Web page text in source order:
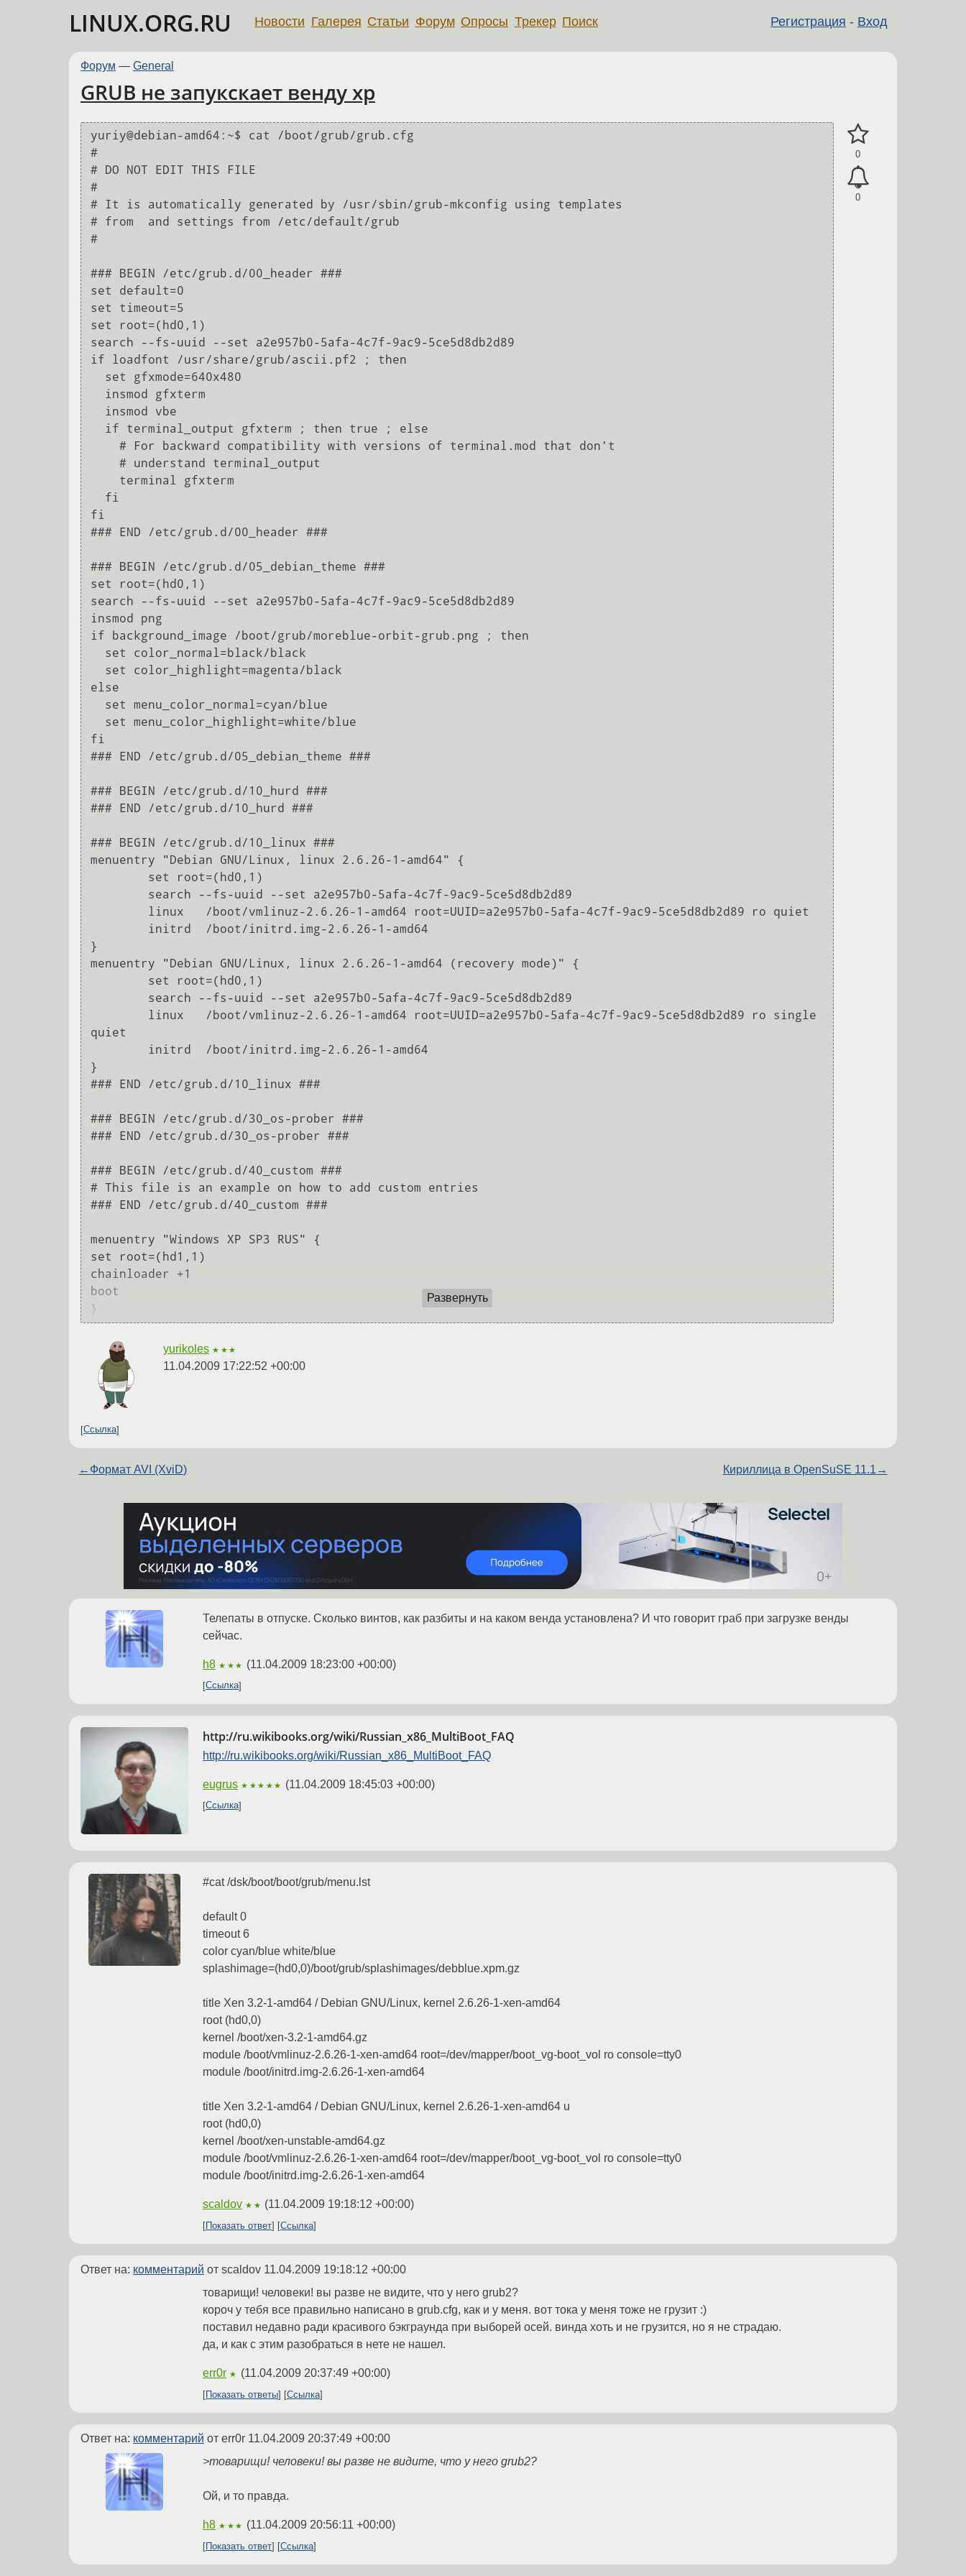
LINUX.ORG.RU Регистрация - Вход
Новости Галерея Статьи Форум Опросы Трекер Поиск
Форум — General
GRUB не запукскает венду хр
0
0
yuriy@debian-amd64:~$ cat /boot/grub/grub.cfg
#
# DO NOT EDIT THIS FILE
#
# It is automatically generated by /usr/sbin/grub-mkconfig using templates
# from  and settings from /etc/default/grub
#
### BEGIN /etc/grub.d/00_header ###
set default=0
set timeout=5
set root=(hd0,1)
search --fs-uuid --set a2e957b0-5afa-4c7f-9ac9-5ce5d8db2d89
if loadfont /usr/share/grub/ascii.pf2 ; then
fi
### END /etc/grub.d/00_header ###
### BEGIN /etc/grub.d/05_debian_theme ###
set root=(hd0,1)
search --fs-uuid --set a2e957b0-5afa-4c7f-9ac9-5ce5d8db2d89
insmod png
if background_image /boot/grub/moreblue-orbit-grub.png ; then
else
fi
### END /etc/grub.d/05_debian_theme ###
### BEGIN /etc/grub.d/10_hurd ###
### END /etc/grub.d/10_hurd ###
### BEGIN /etc/grub.d/10_linux ###
menuentry "Debian GNU/Linux, linux 2.6.26-1-amd64" {
}
menuentry "Debian GNU/Linux, linux 2.6.26-1-amd64 (recovery mode)" {
quiet
}
### END /etc/grub.d/10_linux ###
### BEGIN /etc/grub.d/30_os-prober ###
### END /etc/grub.d/30_os-prober ###
### BEGIN /etc/grub.d/40_custom ###
# This file is an example on how to add custom entries
### END /etc/grub.d/40_custom ###
menuentry "Windows XP SP3 RUS" {
set root=(hd1,1)
chainloader +1
boot
}
Развернуть
yurikoles ★★★
11.04.2009 17:22:52 +00:00
Ссылка
← Формат AVI (XviD) Кириллица в OpenSuSE 11.1 →
Телепаты в отпуске. Сколько винтов, как разбиты и на каком венда установлена? И что говорит граб при загрузке венды
сейчас.
h8 ★★★ (11.04.2009 18:23:00 +00:00)
Ссылка
http://ru.wikibooks.org/wiki/Russian_x86_MultiBoot_FAQ
http://ru.wikibooks.org/wiki/Russian_x86_MultiBoot_FAQ
eugrus ★★★★★ (11.04.2009 18:45:03 +00:00)
Ссылка
#cat /dsk/boot/boot/grub/menu.lst
default 0
timeout 6
color cyan/blue white/blue
splashimage=(hd0,0)/boot/grub/splashimages/debblue.xpm.gz
title Xen 3.2-1-amd64 / Debian GNU/Linux, kernel 2.6.26-1-xen-amd64
root (hd0,0)
kernel /boot/xen-3.2-1-amd64.gz
module /boot/vmlinuz-2.6.26-1-xen-amd64 root=/dev/mapper/boot_vg-boot_vol ro console=tty0
module /boot/initrd.img-2.6.26-1-xen-amd64
title Xen 3.2-1-amd64 / Debian GNU/Linux, kernel 2.6.26-1-xen-amd64 u
root (hd0,0)
kernel /boot/xen-unstable-amd64.gz
module /boot/vmlinuz-2.6.26-1-xen-amd64 root=/dev/mapper/boot_vg-boot_vol ro console=tty0
module /boot/initrd.img-2.6.26-1-xen-amd64
scaldov ★★ (11.04.2009 19:18:12 +00:00)
Показать ответ Ссылка
Ответ на: комментарий от scaldov 11.04.2009 19:18:12 +00:00
товарищи! человеки! вы разве не видите, что у него grub2?
короч у тебя все правильно написано в grub.cfg, как и у меня. вот тока у меня тоже не грузит :)
поставил недавно ради красивого бэкграунда при выборей осей. винда хоть и не грузится, но я не страдаю.
да, и как с этим разобраться в нете не нашел.
err0r ★ (11.04.2009 20:37:49 +00:00)
Показать ответы Ссылка
Ответ на: комментарий от err0r 11.04.2009 20:37:49 +00:00
>товарищи! человеки! вы разве не видите, что у него grub2?
Ой, и то правда.
h8 ★★★ (11.04.2009 20:56:11 +00:00)
Показать ответ Ссылка